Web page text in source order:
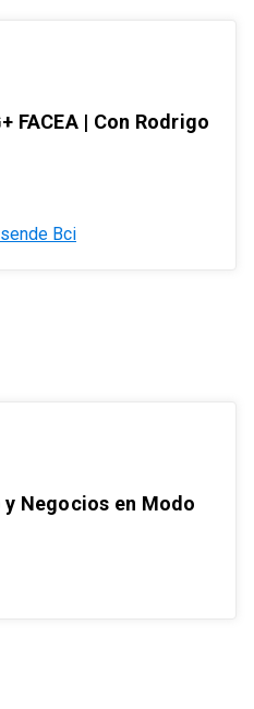
FACEA | Con Rodrigo
Bci
Negocios en Modo